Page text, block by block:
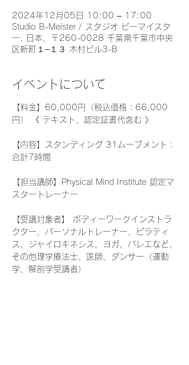
2024年12月05日 10:00 – 17:00
Studio B-Meister / スタジオ ビーマイスタ
ー, 日本、〒260-0028 千葉県千葉市中央
区新町１−１３ 木村ビル3-B
イベントについて
【料金】60,000円（税込価格：66,000
円） 《 テキスト、認定証書代含む 》
【内容】スタンディング 31ムーブメント：
合計7時間
【担当講師】Physical Mind Institute 認定マ
スタートレーナー
【受講対象者】 ボディーワークインストラ
クター、パーソナルトレーナー、ピラティ
ス、ジャイロキネシス、ヨガ、バレエなど、
その他理学療法士、医師、ダンサー（運動
学、解剖学受講者）